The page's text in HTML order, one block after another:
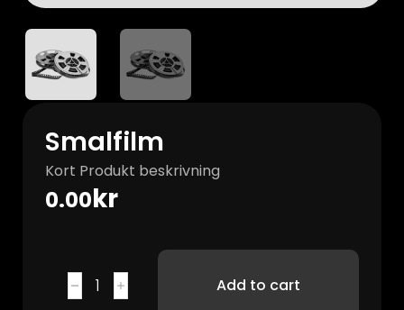
Smalfilm
Kort Produkt beskrivning
0.00kr
Add to cart